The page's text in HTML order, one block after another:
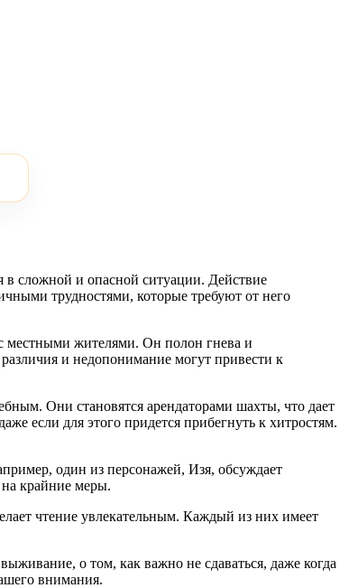
в сложной и опасной ситуации. Действие
трудностями, которые требуют от него
местными жителями. Он полон гнева и
и недопонимание могут привести к
Они становятся арендаторами шахты, что дает
если для этого придется прибегнуть к хитростям.
один из персонажей, Изя, обсуждает
на крайние меры.
чтение увлекательным. Каждый из них имеет
о том, как важно не сдаваться, даже когда
внимания.